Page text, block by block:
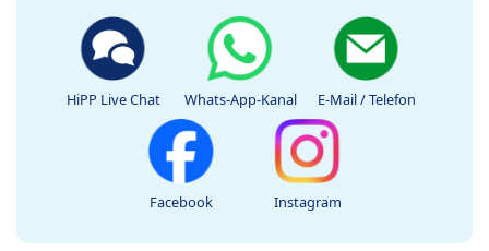
HiPP Live Chat Whats-App-Kanal E-Mail / Telefon
Facebook Instagram